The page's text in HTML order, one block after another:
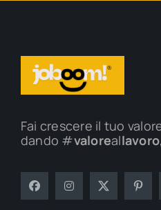
Fai crescere il tuo
dando #valoreallavoro